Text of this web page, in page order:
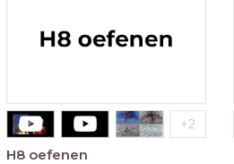
H8 oefenen